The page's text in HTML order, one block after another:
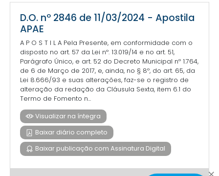
D.O. nº 2846 de 11/03/2024 - Apostila
APAE
A P O S T I L A Pela Presente, em conformidade com o
disposto no art. 57 da Lei nº. 13.019/14 e no art. 51,
Parágrafo Único, e art. 52 do Decreto Municipal nº 1.764,
de 6 de Março de 2017, e, ainda, no § 8º, do art. 65, da
Lei 8.666/93 e suas alterações, faz-se o registro de
alteração da redação da Cláusula Sexta, item 6.1 do
Termo de Fomento n...
Visualizar na íntegra
Baixar diário completo
Baixar publicação com Assinatura Digital